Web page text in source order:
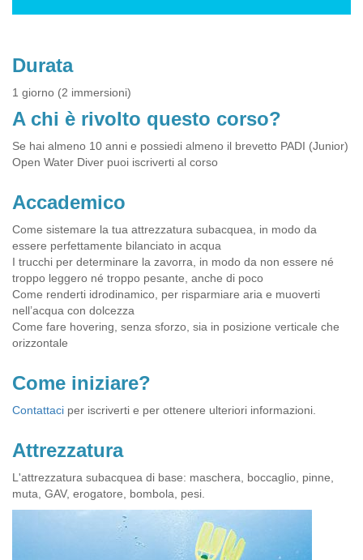
Durata
1 giorno (2 immersioni)
A chi è rivolto questo corso?
Se hai almeno 10 anni e possiedi almeno il brevetto PADI (Junior)
Open Water Diver puoi iscriverti al corso
Accademico
Come sistemare la tua attrezzatura subacquea, in modo da
essere perfettamente bilanciato in acqua
I trucchi per determinare la zavorra, in modo da non essere né
troppo leggero né troppo pesante, anche di poco
Come renderti idrodinamico, per risparmiare aria e muoverti
nell’acqua con dolcezza
Come fare hovering, senza sforzo, sia in posizione verticale che
orizzontale
Come iniziare?
Contattaci per iscriverti e per ottenere ulteriori informazioni.
Attrezzatura
L'attrezzatura subacquea di base: maschera, boccaglio, pinne,
muta, GAV, erogatore, bombola, pesi.